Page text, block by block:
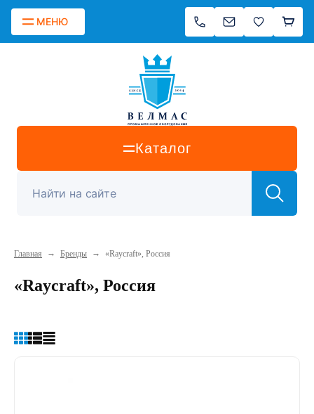
МЕНЮ
Каталог
Главная → Бренды → «Raycraft», Россия
«Raycraft», Россия